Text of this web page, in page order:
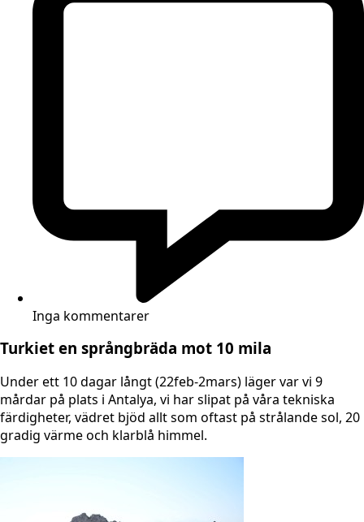
Inga kommentarer
Turkiet en språngbräda mot 10 mila
Under ett 10 dagar långt (22feb-2mars) läger var vi 9
mårdar på plats i Antalya, vi har slipat på våra tekniska
färdigheter, vädret bjöd allt som oftast på strålande sol, 20
gradig värme och klarblå himmel.